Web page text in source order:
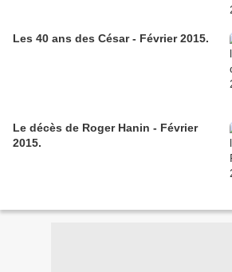
Les 40 ans des César - Février 2015.
Le décès de Roger Hanin - Février
2015.